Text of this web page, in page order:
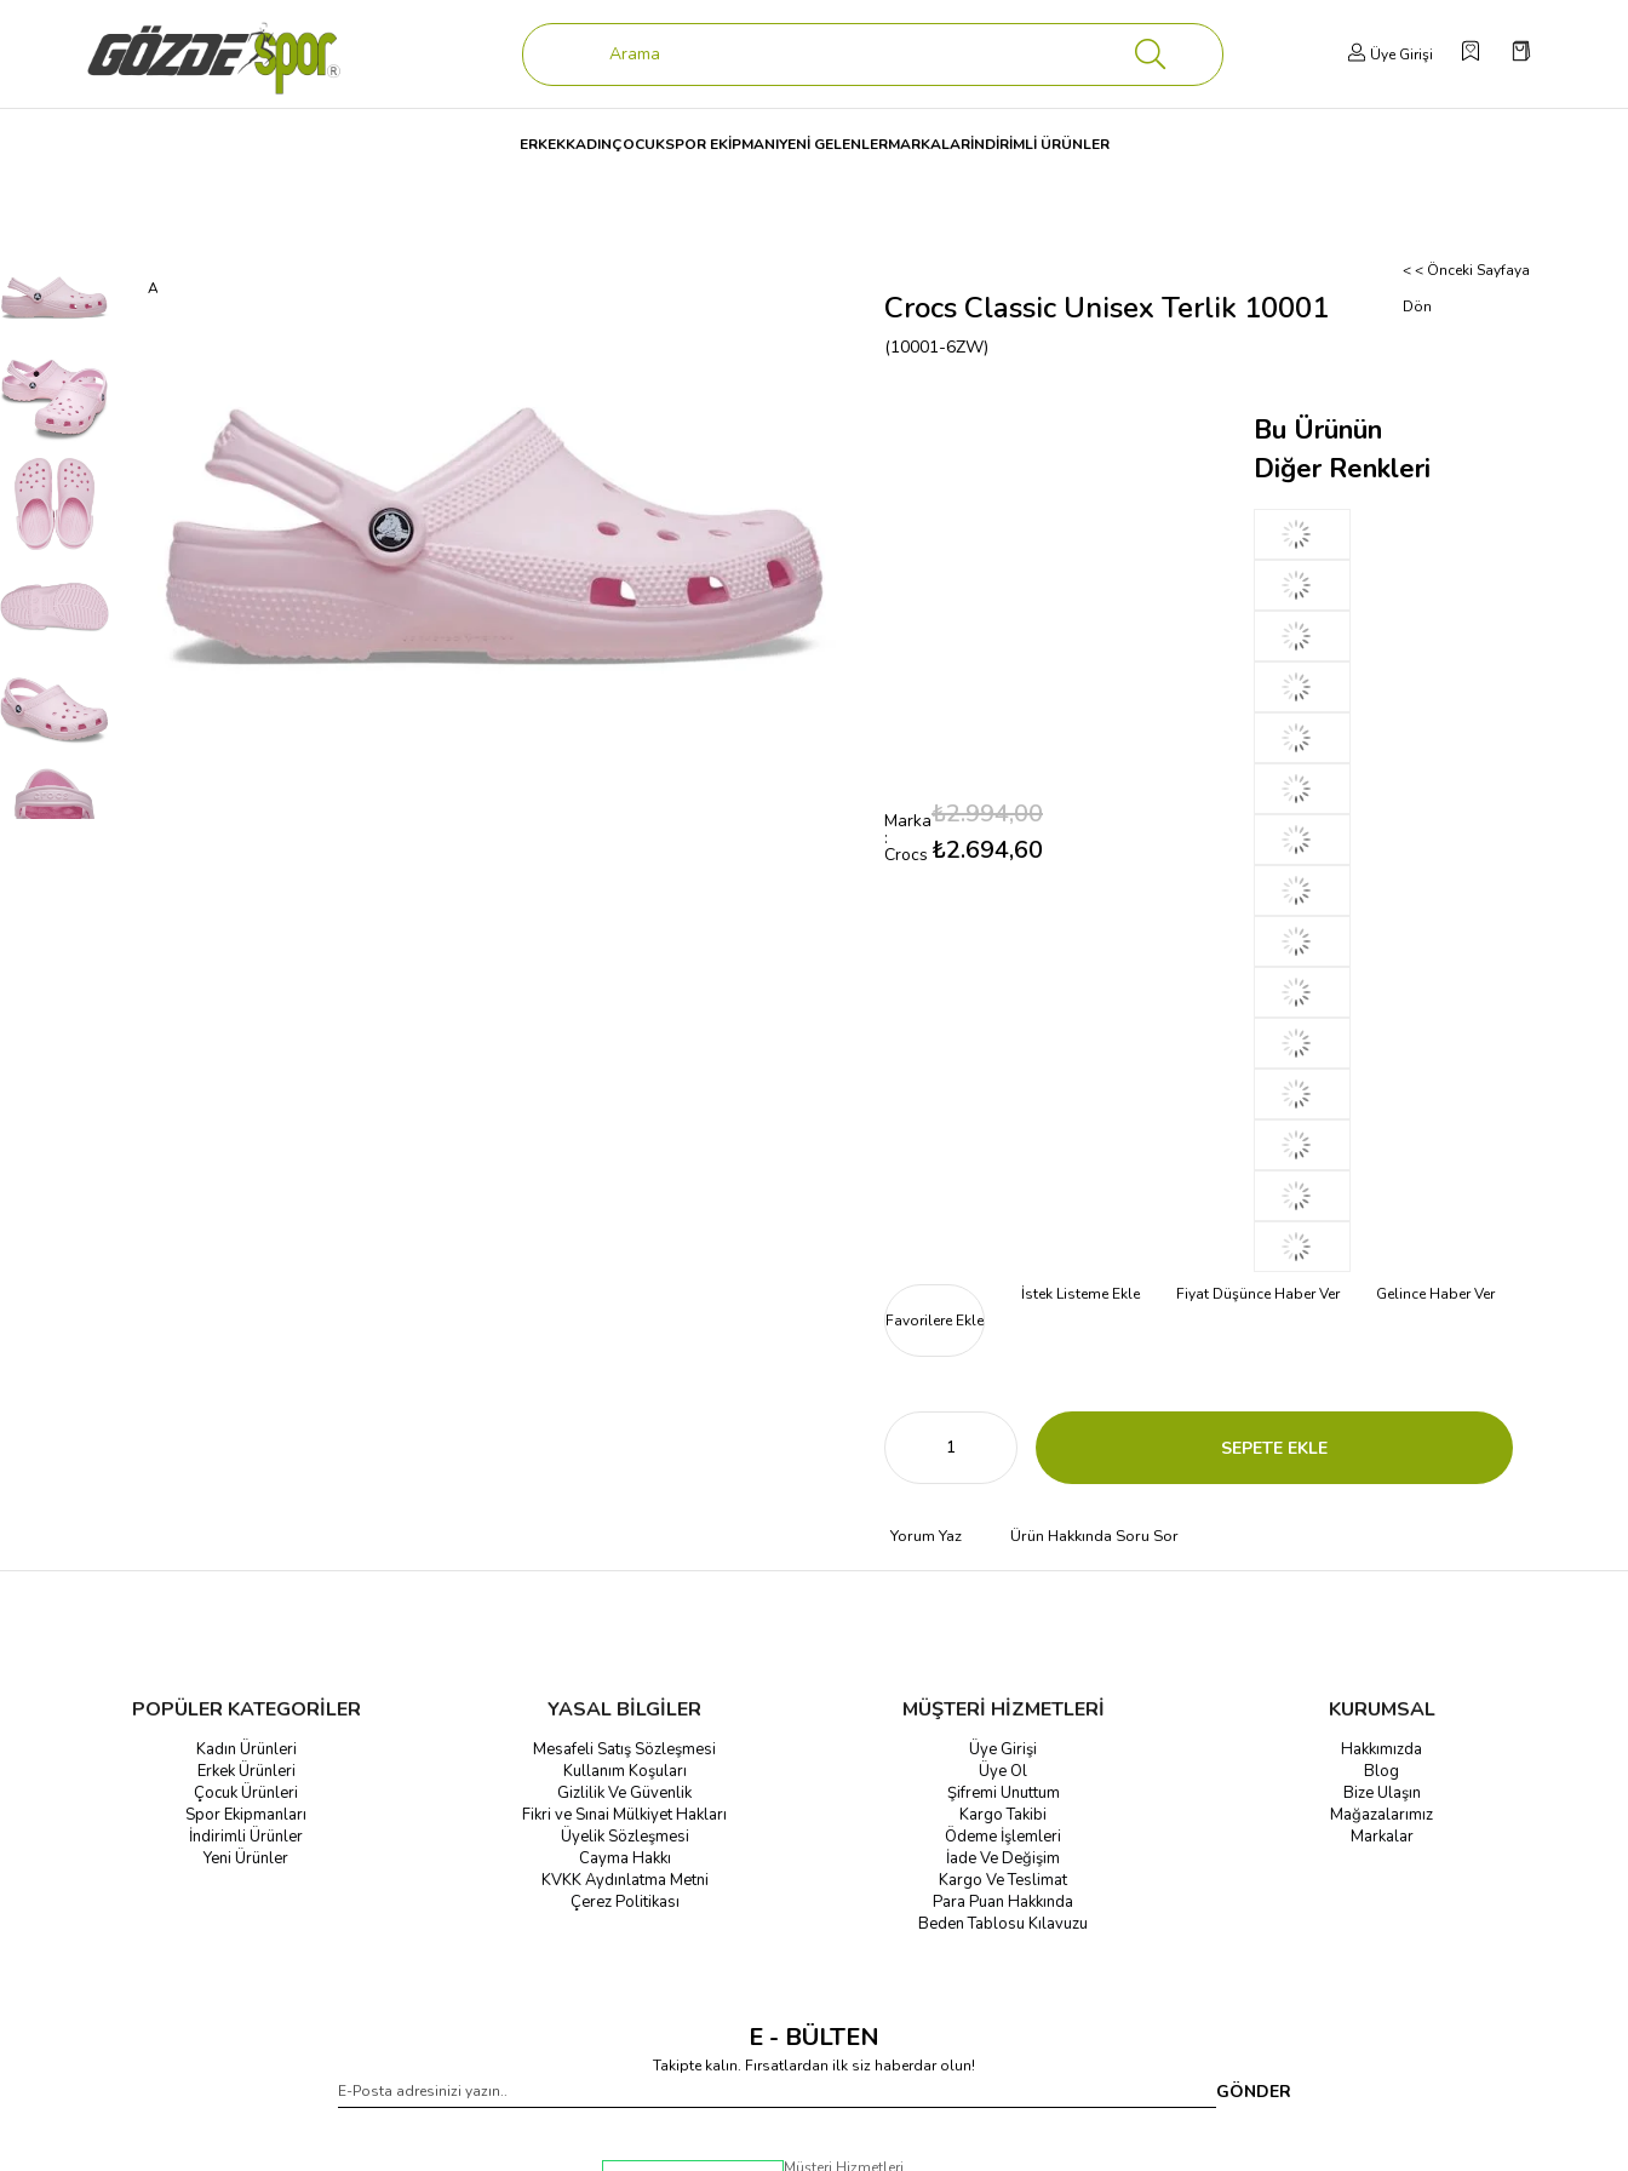
Üye Girişi
ERKEKKADINÇOCUKSPOR EKİPMANIYENİ GELENLERMARKALARİNDİRİMLİ ÜRÜNLER
Anasayfa
< < Önceki Sayfaya
Dön
Crocs Classic Unisex Terlik 10001
(10001-6ZW)
Marka
:
Crocs
₺2.994,00
₺2.694,60
Bu Ürünün
Diğer Renkleri
Favorilere Ekle
İstek Listeme Ekle Fiyat Düşünce Haber Ver Gelince Haber Ver
Yorum Yaz Ürün Hakkında Soru Sor
POPÜLER KATEGORİLER
Kadın Ürünleri
Erkek Ürünleri
Çocuk Ürünleri
Spor Ekipmanları
İndirimli Ürünler
Yeni Ürünler
YASAL BİLGİLER
Mesafeli Satış Sözleşmesi
Kullanım Koşuları
Gizlilik Ve Güvenlik
Fikri ve Sınai Mülkiyet Hakları
Üyelik Sözleşmesi
Cayma Hakkı
KVKK Aydınlatma Metni
Çerez Politikası
MÜŞTERİ HİZMETLERİ
Üye Girişi
Üye Ol
Şifremi Unuttum
Kargo Takibi
Ödeme İşlemleri
İade Ve Değişim
Kargo Ve Teslimat
Para Puan Hakkında
Beden Tablosu Kılavuzu
KURUMSAL
Hakkımızda
Blog
Bize Ulaşın
Mağazalarımız
Markalar
E - BÜLTEN
Takipte kalın. Fırsatlardan ilk siz haberdar olun!
GÖNDER